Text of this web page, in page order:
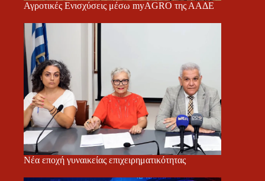
Αγροτικές Ενισχύσεις μέσω myAGRO της ΑΑΔΕ
Νέα εποχή γυναικείας επιχειρηματικότητας